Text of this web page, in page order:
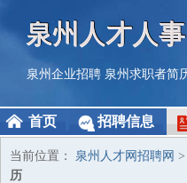
泉州人才人
泉州企业招聘 泉州求职者简
首页 招聘信息
当前位置： 泉州人才网招聘网 >
历